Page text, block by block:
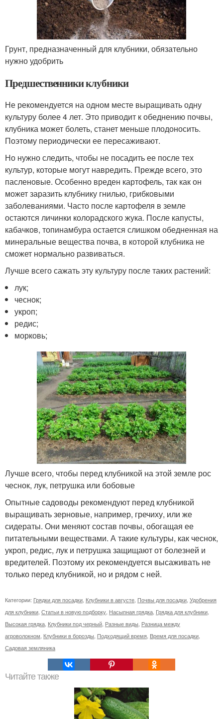
Грунт, предназначенный для клубники, обязательно
нужно удобрить
Предшественники клубники
Не рекомендуется на одном месте выращивать одну
культуру более 4 лет. Это приводит к обеднению почвы,
клубника может болеть, станет меньше плодоносить.
Поэтому периодически ее пересаживают.
Но нужно следить, чтобы не посадить ее после тех
культур, которые могут навредить. Прежде всего, это
пасленовые. Особенно вреден картофель, так как он
может заразить клубнику гнилью, грибковыми
заболеваниями. Часто после картофеля в земле
остаются личинки колорадского жука. После капусты,
кабачков, топинамбура остается слишком обедненная на
минеральные вещества почва, в которой клубника не
сможет нормально развиваться.
Лучше всего сажать эту культуру после таких растений:
лук;
чеснок;
укроп;
редис;
морковь;
Лучше всего, чтобы перед клубникой на этой земле рос
чеснок, лук, петрушка или бобовые
Опытные садоводы рекомендуют перед клубникой
выращивать зерновые, например, гречиху, или же
сидераты. Они меняют состав почвы, обогащая ее
питательными веществами. А такие культуры, как чеснок,
укроп, редис, лук и петрушка защищают от болезней и
вредителей. Поэтому их рекомендуется высаживать не
только перед клубникой, но и рядом с ней.
Категории: Грядки для посадки Клубники в августе Почвы для посадки Удобрения
для клубники Статьи в новую подборку Насыпная грядка Грядка для клубники
Высокая грядка Клубники под черный Разные виды Разница между
агроволокном Клубники в борозды Подходящий время Время для посадки
Садовая земляника
Читайте также